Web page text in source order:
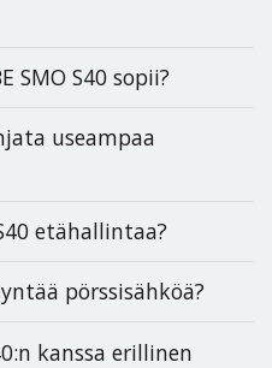
SMO S40 sopii?
useampaa
etähallintaa?
pörssisähköä?
kanssa erillinen